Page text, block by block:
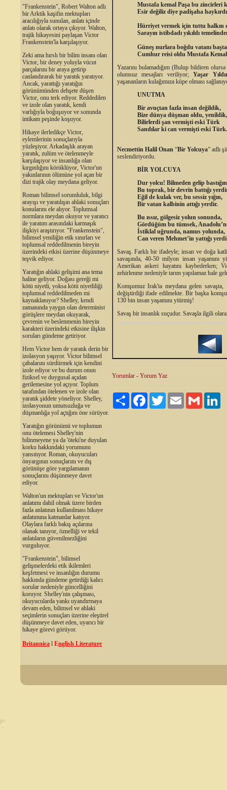
"Frankenstein", Robert Walton adlı
bir Arktik kaşifin mektupları
aracılığıyla sunulan, anlatı içinde
anlatı olarak ortaya çıkıyor. Walton,
trajik hikayesini paylaşan Victor
Frankenstein'la karşılaşıyor.
Zeki ama hırslı bir bilim insanı olan
Victor, bir deney yoluyla vücut
parçalarını bir araya getirip
canlandırarak bir yaratık yaratıyor.
Ancak, yarattığı yaratığın
görünümünden dehşete düşen
Victor, onu terk ediyor. Reddedilen
ve izole olan yaratık, kendi
varlığıyla boğuşuyor ve sonunda
intikam peşinde koşuyor.
Hikaye ilerledikçe Victor,
eylemlerinin sonuçlarıyla
yüzleşiyor. Arkadaşlık arayan
yaratık, zulüm ve ötelenmeyle
karşılaşıyor ve insanlığa olan
kırgınlığını körüklüyor, Victor'un
yakınlarının ölümüne yol açan bir
dizi trajik olay meydana geliyor.
Roman bilimsel sorumluluk, bilgi
arayışı ve yaratılışın ahlaki sonuçları
konularını ele alıyor. Toplumsal
normlara meydan okuyor ve yaratıcı
ile yaratım arasındaki karmaşık
ilişkiyi araştırıyor. "Frankenstein",
bilimsel yeniliğin etik sınırları ve
toplumsal reddedilmenin bireyin
üzerindeki etkisi üzerine düşünmeye
teşvik ediyor.
Yaratığın ahlaki gelişimi ana tema
haline geliyor. Doğası gereği mi
kötü niyetli, yoksa kötü niyetliliği
toplumsal reddedilmeden mi
kaynaklanıyor? Shelley, kendi
zamanında yaygın olan determinist
görüşlere meydan okuyarak,
çevrenin ve beslenmenin bireyin
karakteri üzerindeki etkisine ilişkin
soruları gündeme getiriyor.
Hem Victor hem de yaratık derin bir
izolasyon yaşıyor. Victor bilimsel
çabalarını sürdürmek için kendini
izole ediyor ve bu durum onun
fiziksel ve duygusal açıdan
gerilemesine yol açıyor. Toplum
tarafından ötelenen ve izole olan
yaratık şiddete yöneliyor. Shelley,
izolasyonun umutsuzluğa ve
düşmanlığa yol açtığını öne sürüyor.
Yaratığın görünümü ve toplumun
onu ötelemesi Shelley'nin
bilinmeyene ya da 'öteki'ne duyulan
korku hakkındaki yorumunu
yansıtıyor. Roman, okuyucuları
önyargının sonuçlarını ve dış
görünüşe göre yargılamanın
sonuçlarını düşünmeye davet
ediyor.
Walton'un mektupları ve Victor'un
anlatımı dahil olmak üzere birden
fazla anlatının kullanılması hikaye
anlatımına katmanlar katıyor.
Olaylara farklı bakış açılarına
olanak tanıyor, öznelliği ve tekil
anlatıların güvenilmezliğini
vurguluyor.
"Frankenstein", bilimsel
gelişmelerdeki etik ikilemleri
keşfetmesi ve insanlığın durumu
hakkında gündeme getirdiği kalıcı
sorular nedeniyle güncelliğini
koruyor. Shelley'nin çalışması,
okuyucularda yankı uyandırmaya
devam eden, bilimsel ve ahlaki
seçimlerin sonuçları üzerine eleştirel
düşünmeye davet eden, uyarıcı bir
hikaye görevi görüyor.
Britannica l English Literature
Mustafa kemal Paşa bu zincirleri
Esir değiliz diye padişaha
Hürriyet vermek için tuttu halkın
Sarayın istibdadı yıkıldı
Güneş nurlara boğdu vatanı
Cumhur reisi oldu Mustafa Kemal
Yazarını bulamadığım (Bulup bildiren
olumsuz mesajları veriliyor;Yaşar
yaşananların kulağımıza küpe olması
UNUTMA
Bir avuçtan fazla insan değildik,
Bize dünya düşman oldu,
Bilirlerdi şan vermişti eski Türk
Sandılar ki can vermişti eski Türk.
Necmettin Halil Onan “Bir Yolcuya” adlı
seslendiriyordu.
BİR YOLCUYA
Dur yolcu! Bilmeden gelip
Bu toprak, bir devrin battığı
Eğil de kulak ver, bu sessiz yığın,
Bir vatan kalbinin attığı yerdir.
Bu ıssız, gölgesiz yolun sonunda,
Gördüğüm bu tümsek,
İstiklal uğrunda, namus yolunda,
Can veren Mehmet’in yattığı
Savaş. Farklı bir ifadeyle; insan ve doğa
savaşında, 40-50 milyon insan
Amerikan askeri hayatını kaybederken;
zehirlenme nedeniyle tarım yapılamaz hale
Komşumuz Irak'ta meydana gelen
değiştirdiği ifade edilmekte. Bir başka
130 bin insan yaşamını yitirmiş!
Savaş bir insanlık suçudur. Savaşla ilgili
Yorumlar - Yorum Yaz
Paylaş FacebookTwitter Email Gmail